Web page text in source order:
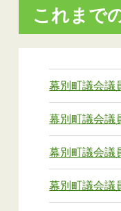
これまで
幕別町議会議
幕別町議会議
幕別町議会議
幕別町議会議